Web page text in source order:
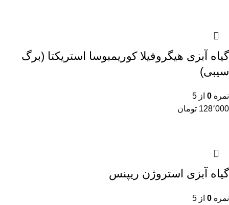
گیاه آبزی هیگروفیلا کوریمبوسا استریکتا (برگ
سیبی)
نمره 0 از 5
128٬000 تومان
گیاه آبزی استروژن ریپنس
نمره 0 از 5